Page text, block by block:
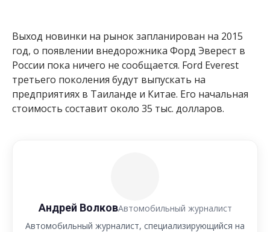
Выход новинки на рынок запланирован на 2015
год, о появлении внедорожника Форд Эверест в
России пока ничего не сообщается. Ford Everest
третьего поколения будут выпускать на
предприятиях в Таиланде и Китае. Его начальная
стоимость составит около 35 тыс. долларов.
Андрей ВолковАвтомобильный журналист
Автомобильный журналист, специализирующийся на